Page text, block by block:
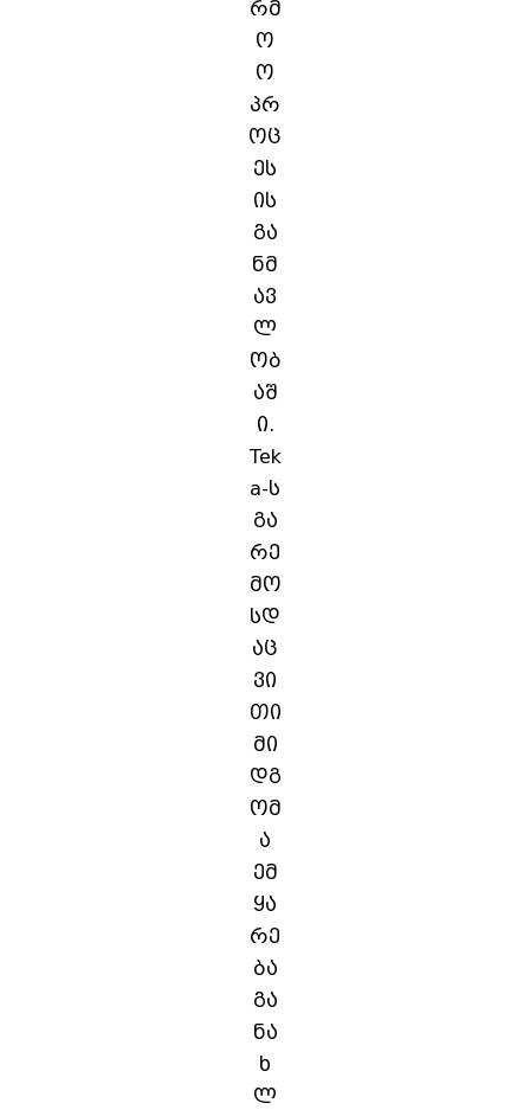
რმ
ო
ო
პრ
ოც
ეს
ის
გა
ნმ
ავ
ლ
ობ
აშ
ი.
Tek
a-ს
გა
რე
მო
სდ
აც
ვი
თი
მი
დგ
ომ
ა
ემ
ყა
რე
ბა
გა
ნა
ხ
ლ